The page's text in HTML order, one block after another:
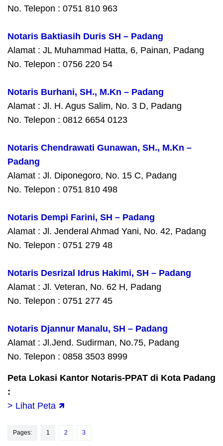
No. Telepon : 0751 810 963
Notaris Baktiasih Duris SH – Padang
Alamat : JL Muhammad Hatta, 6, Painan, Padang
No. Telepon : 0756 220 54
Notaris Burhani, SH., M.Kn – Padang
Alamat : Jl. H. Agus Salim, No. 3 D, Padang
No. Telepon : 0812 6654 0123
Notaris Chendrawati Gunawan, SH., M.Kn –
Padang
Alamat : Jl. Diponegoro, No. 15 C, Padang
No. Telepon : 0751 810 498
Notaris Dempi Farini, SH – Padang
Alamat : Jl. Jenderal Ahmad Yani, No. 42, Padang
No. Telepon : 0751 279 48
Notaris Desrizal Idrus Hakimi, SH – Padang
Alamat : Jl. Veteran, No. 62 H, Padang
No. Telepon : 0751 277 45
Notaris Djannur Manalu, SH – Padang
Alamat : Jl.Jend. Sudirman, No.75, Padang
No. Telepon : 0858 3503 8999
Peta Lokasi Kantor Notaris-PPAT di Kota Padang
:
> Lihat Peta 🡽
Pages: 1 2 3